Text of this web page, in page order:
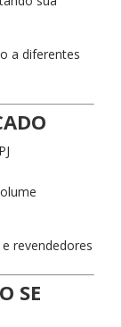
a diferentes
revendedores
SE